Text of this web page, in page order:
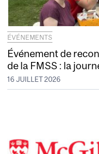
ÉVÉNEMENTS
Événement de
de la FMSS : la
16 JUILLET 2026